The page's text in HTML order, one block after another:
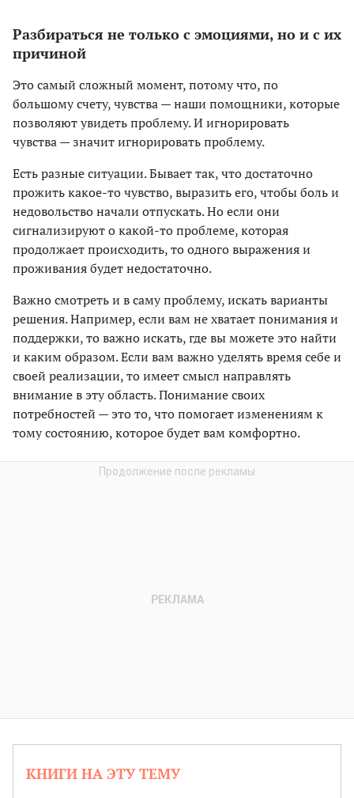
Разбираться не только с эмоциями, но и с их
причиной
Это самый сложный момент, потому что, по
большому счету, чувства — наши помощники, которые
позволяют увидеть проблему. И игнорировать
чувства — значит игнорировать проблему.
Есть разные ситуации. Бывает так, что достаточно
прожить какое-то чувство, выразить его, чтобы боль и
недовольство начали отпускать. Но если они
сигнализируют о какой-то проблеме, которая
продолжает происходить, то одного выражения и
проживания будет недостаточно.
Важно смотреть и в саму проблему, искать варианты
решения. Например, если вам не хватает понимания и
поддержки, то важно искать, где вы можете это найти
и каким образом. Если вам важно уделять время себе и
своей реализации, то имеет смысл направлять
внимание в эту область. Понимание своих
потребностей — это то, что помогает изменениям к
тому состоянию, которое будет вам комфортно.
КНИГИ НА ЭТУ ТЕМУ